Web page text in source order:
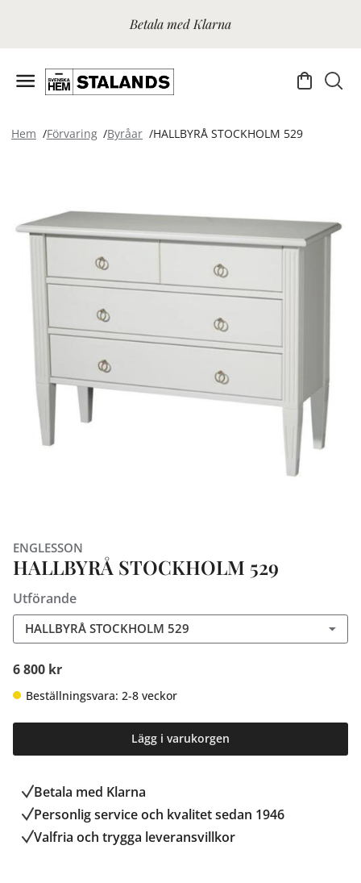
Betala med Klarna
Hem Förvaring Byråar HALLBYRÅ STOCKHOLM 529
ENGLESSON
HALLBYRÅ STOCKHOLM 529
Utförande
HALLBYRÅ STOCKHOLM 529
6 800 kr
Beställningsvara: 2-8 veckor
Lägg i varukorgen
Betala med Klarna
Personlig service och kvalitet sedan 1946
Valfria och trygga leveransvillkor